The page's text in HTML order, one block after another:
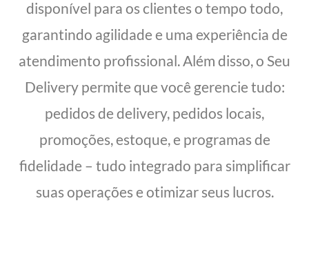
disponível para os clientes o tempo todo,
garantindo agilidade e uma experiência de
atendimento profissional. Além disso, o Seu
Delivery permite que você gerencie tudo:
pedidos de delivery, pedidos locais,
promoções, estoque, e programas de
fidelidade – tudo integrado para simplificar
suas operações e otimizar seus lucros.